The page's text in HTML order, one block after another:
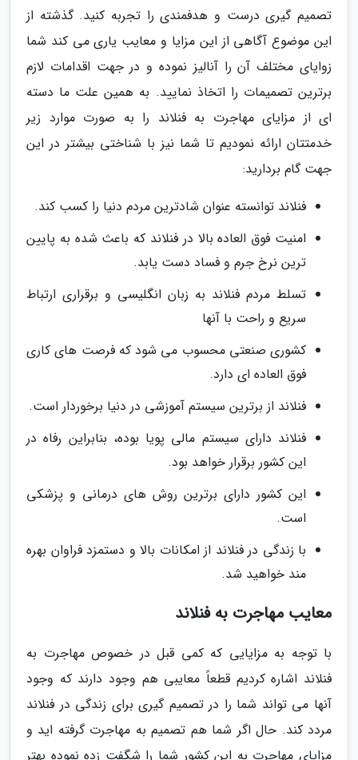
تصمیم گیری درست و هدفمندی را تجربه کنید. گذشته از
این موضوع آگاهی از این مزایا و معایب یاری می کند شما
زوایای مختلف آن را آنالیز نموده و در جهت اقدامات لازم
برترین تصمیمات را اتخاذ نمایید. به همین علت ما دسته
ای از مزایای مهاجرت به فنلاند را به صورت موارد زیر
خدمتتان ارائه نمودیم تا شما نیز با شناختی بیشتر در این
جهت گام بردارید:
فنلاند توانسته عنوان شادترین مردم دنیا را کسب کند.
امنیت فوق العاده بالا در فنلاند که باعث شده به پایین
ترین نرخ جرم و فساد دست یابد.
تسلط مردم فنلاند به زبان انگلیسی و برقراری ارتباط
سریع و راحت با آنها
کشوری صنعتی محسوب می شود که فرصت های کاری
فوق العاده ای دارد.
فنلاند از برترین سیستم آموزشی در دنیا برخوردار است.
فنلاند دارای سیستم مالی پویا بوده، بنابراین رفاه در
این کشور برقرار خواهد بود.
این کشور دارای برترین روش های درمانی و پزشکی
است.
با زندگی در فنلاند از امکانات بالا و دستمزد فراوان بهره
مند خواهید شد.
معایب مهاجرت به فنلاند
با توجه به مزایایی که کمی قبل در خصوص مهاجرت به
فنلاند اشاره کردیم قطعاً معایبی هم وجود دارند که وجود
آنها می تواند شما را در تصمیم گیری برای زندگی در فنلاند
مردد کند. حال اگر شما هم تصمیم به مهاجرت گرفته اید و
مزایای مهاجرت به این کشور شما را شگفت زده نموده بهتر